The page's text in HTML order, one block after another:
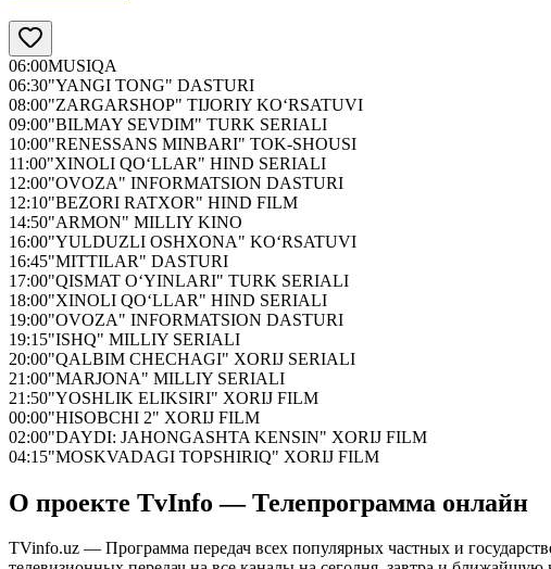
06:00МUSIQA
06:30"YANGI TONG" DASTURI
08:00"ZARGARSHOP" TIJORIY KO‘RSATUVI
09:00"BILMAY SEVDIM" TURK SERIALI
10:00"RENESSANS MINBARI" TOK-SHOUSI
11:00"XINOLI QO‘LLAR" HIND SERIALI
12:00"OVOZA" INFORMATSION DASTURI
12:10"BEZORI RATXOR" HIND FILM
14:50"ARMON" MILLIY KINO
16:00"YULDUZLI OSHXONA" KO‘RSATUVI
16:45"MITTILAR" DASTURI
17:00"QISMAT O‘YINLARI" TURK SERIALI
18:00"XINOLI QO‘LLAR" HIND SERIALI
19:00"OVOZA" INFORMATSION DASTURI
19:15"ISHQ" MILLIY SERIALI
20:00"QALBIM CHECHAGI" XORIJ SERIALI
21:00"MARJONA" MILLIY SERIALI
21:50"YOSHLIK ELIKSIRI" XORIJ FILM
00:00"HISOBCHI 2" XORIJ FILM
02:00"DAYDI: JAHONGASHTA KENSIN" XORIJ FILM
04:15"MOSKVADAGI TOPSHIRIQ" XORIJ FILM
О проекте TvInfo — Телепрограмма онлайн
TVinfo.uz — Программа передач всех популярных частных и